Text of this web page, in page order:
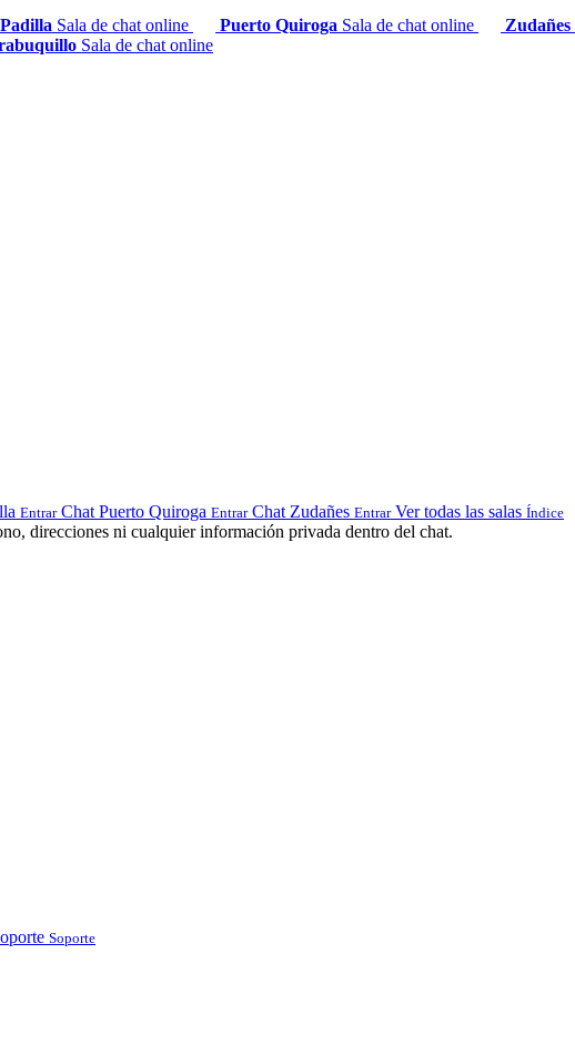
Padilla Sala de chat online Puerto Quiroga Sala de chat online Zudañes
Sala de chat online
Entrar Chat Puerto Quiroga Entrar Chat Zudañes Entrar Ver todas las salas Índice
direcciones ni cualquier información privada dentro del chat.
Soporte